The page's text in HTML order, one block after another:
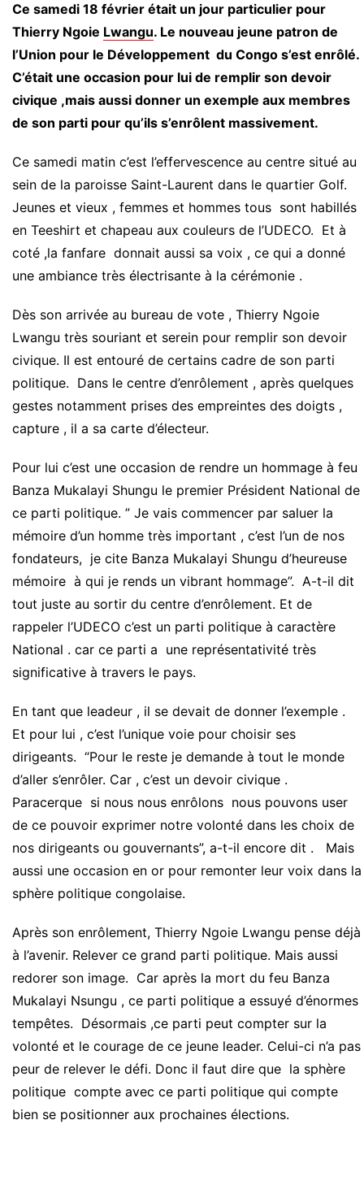
Ce samedi 18 février était un jour particulier pour
Thierry Ngoie Lwangu. Le nouveau jeune patron de
l’Union pour le Développement du Congo s’est enrôlé.
C’était une occasion pour lui de remplir son devoir
civique ,mais aussi donner un exemple aux membres
de son parti pour qu’ils s’enrôlent massivement.
Ce samedi matin c’est l’effervescence au centre situé au
sein de la paroisse Saint-Laurent dans le quartier Golf.
Jeunes et vieux , femmes et hommes tous sont habillés
en Teeshirt et chapeau aux couleurs de l’UDECO. Et à
coté ,la fanfare donnait aussi sa voix , ce qui a donné
une ambiance très électrisante à la cérémonie .
Dès son arrivée au bureau de vote , Thierry Ngoie
Lwangu très souriant et serein pour remplir son devoir
civique. Il est entouré de certains cadre de son parti
politique. Dans le centre d’enrôlement , après quelques
gestes notamment prises des empreintes des doigts ,
capture , il a sa carte d’électeur.
Pour lui c’est une occasion de rendre un hommage à feu
Banza Mukalayi Shungu le premier Président National de
ce parti politique. ” Je vais commencer par saluer la
mémoire d’un homme très important , c’est l’un de nos
fondateurs, je cite Banza Mukalayi Shungu d’heureuse
mémoire à qui je rends un vibrant hommage”. A-t-il dit
tout juste au sortir du centre d’enrôlement. Et de
rappeler l’UDECO c’est un parti politique à caractère
National . car ce parti a une représentativité très
significative à travers le pays.
En tant que leadeur , il se devait de donner l’exemple .
Et pour lui , c’est l’unique voie pour choisir ses
dirigeants. “Pour le reste je demande à tout le monde
d’aller s’enrôler. Car , c’est un devoir civique .
Paracerque si nous nous enrôlons nous pouvons user
de ce pouvoir exprimer notre volonté dans les choix de
nos dirigeants ou gouvernants”, a-t-il encore dit . Mais
aussi une occasion en or pour remonter leur voix dans la
sphère politique congolaise.
Après son enrôlement, Thierry Ngoie Lwangu pense déjà
à l’avenir. Relever ce grand parti politique. Mais aussi
redorer son image. Car après la mort du feu Banza
Mukalayi Nsungu , ce parti politique a essuyé d’énormes
tempêtes. Désormais ,ce parti peut compter sur la
volonté et le courage de ce jeune leader. Celui-ci n’a pas
peur de relever le défi. Donc il faut dire que la sphère
politique compte avec ce parti politique qui compte
bien se positionner aux prochaines élections.